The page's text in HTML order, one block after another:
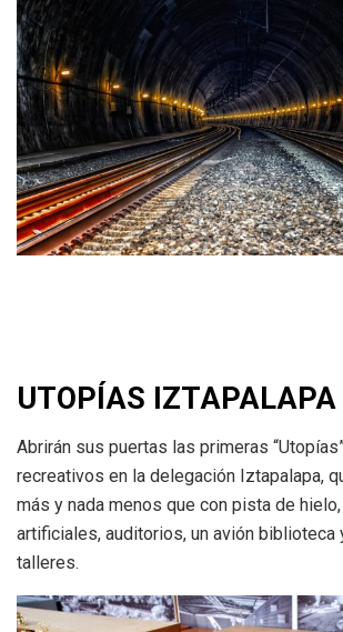
UTOPÍAS IZTAPALAPA
Abrirán sus puertas las primeras
recreativos en la delegación Iztapalapa,
más y nada menos que con pista de
artificiales, auditorios, un avión biblioteca
talleres.